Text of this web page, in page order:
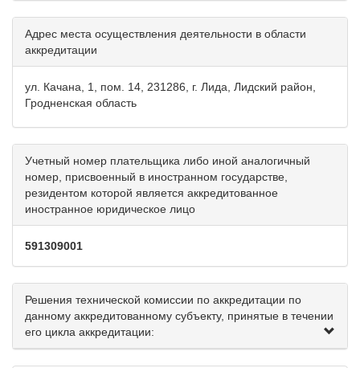
Адрес места осуществления деятельности в области
аккредитации
ул. Качана, 1, пом. 14, 231286, г. Лида, Лидский район,
Гродненская область
Учетный номер плательщика либо иной аналогичный
номер, присвоенный в иностранном государстве,
резидентом которой является аккредитованное
иностранное юридическое лицо
591309001
Решения технической комиссии по аккредитации по
данному аккредитованному субъекту, принятые в течении
его цикла аккредитации: